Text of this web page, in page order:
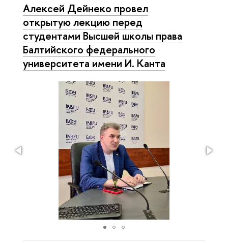
Алексей Дейнеко провел
открытую лекцию перед
студентами Высшей школы права
Балтийского федерального
университета имени И. Канта